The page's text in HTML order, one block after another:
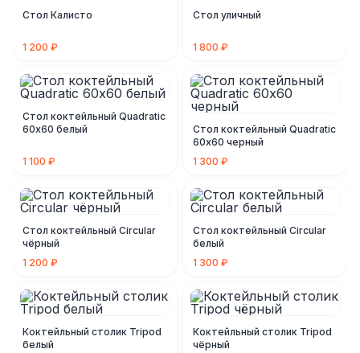
Стол Калисто
1 200 ₽
Стол уличный
1 800 ₽
Стол коктейльный Quadratic
60х60 белый
1 100 ₽
Стол коктейльный Quadratic
60х60 черный
1 300 ₽
Стол коктейльный Circular
чёрный
1 200 ₽
Стол коктейльный Circular
белый
1 300 ₽
Коктейльный столик Tripod
белый
Коктейльный столик Tripod
чёрный